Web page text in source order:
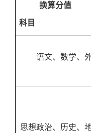
换算分值
科目
语文、数学、
思想政治、历史、